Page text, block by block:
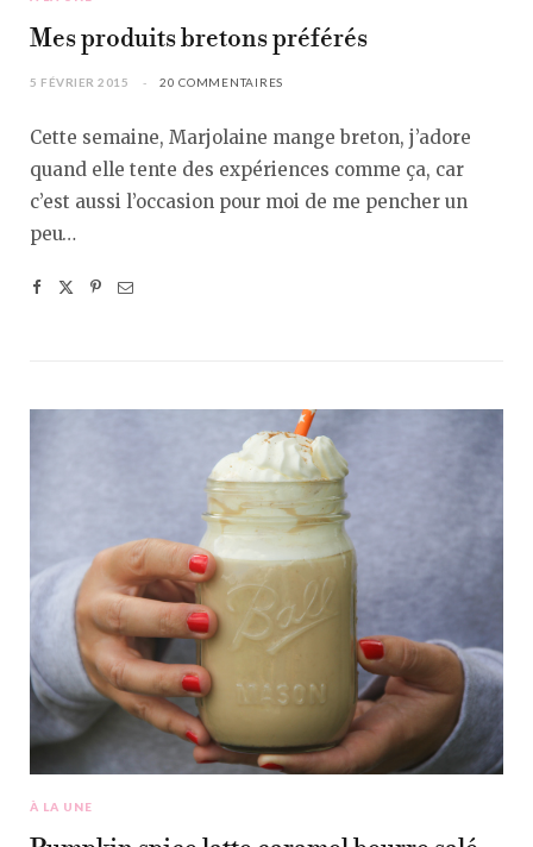
Mes produits bretons préférés
5 FÉVRIER 2015 20 COMMENTAIRES
Cette semaine, Marjolaine mange breton, j’adore
quand elle tente des expériences comme ça, car
c’est aussi l’occasion pour moi de me pencher un
peu…
À LA UNE